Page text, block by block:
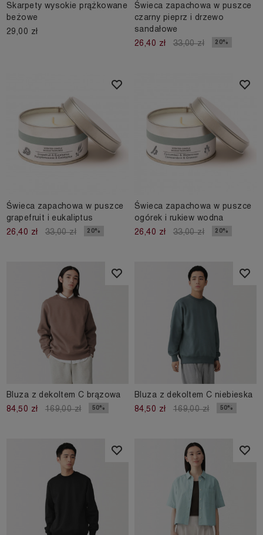
Skarpety wysokie prążkowane
beżowe
29,00 zł
Świeca zapachowa w puszce
czarny pieprz i drzewo
sandałowe
26,40 zł
33,00 zł 20%
Świeca zapachowa w puszce
grapefruit i eukaliptus
26,40 zł
33,00 zł 20%
Świeca zapachowa w puszce
ogórek i rukiew wodna
26,40 zł
33,00 zł 20%
Bluza z dekoltem C brązowa
84,50 zł
169,00 zł 50%
Bluza z dekoltem C niebieska
84,50 zł
169,00 zł 50%